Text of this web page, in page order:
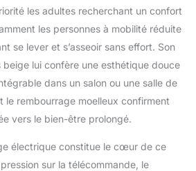
de 8 points de
massage par vibration,
ciblant le dos, les
et les jambes. Il offre
également un
chauffage lombaire et
cinq modes de
relaxation totale.
CONFORT
les adultes recherchant un confort
les personnes à mobilité réduite
se lever et s’asseoir sans effort. Son
beige lui confère une esthétique douce
dans un salon ou une salle de
le rembourrage moelleux confirment
vers le bien-être prolongé.
électrique constitue le cœur de ce
sur la télécommande, le